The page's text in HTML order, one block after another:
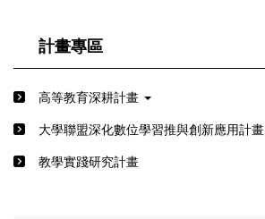
計畫專區
高等教育深耕計畫
⼤學聯盟深化數位學習推與創新應⽤計畫
教學實踐研究計畫